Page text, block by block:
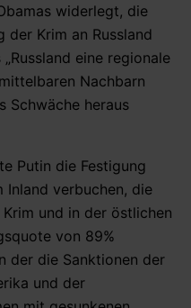
widerlegt, die
der Krim an Russland
eine regionale
Nachbarn
Schwäche heraus
Putin die Festigung
Inland verbuchen, die
und in der östlichen
von 89%
der die Sanktionen der
und der